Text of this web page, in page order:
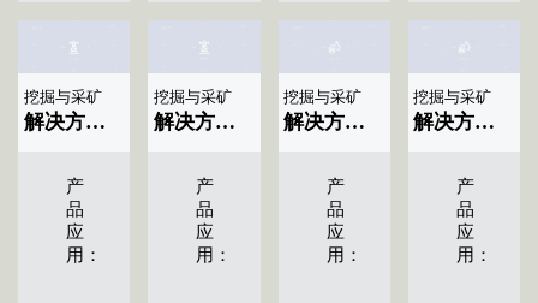
挖掘与采矿
解决方案标题名称|显示04条
产
品
应
用：
挖掘与采矿
解决方案标题名称|显示03条
产
品
应
用：
挖掘与采矿
解决方案标题名称|显示02条
产
品
应
用：
挖掘与采矿
解决方案标题名称|显示01条
产
品
应
用：